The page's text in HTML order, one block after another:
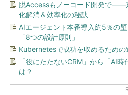
脱Accessもノーコード開発で――
化解消＆効率化の秘訣
AIエージェント本番導入約5％の
「8つの設計原則」
Kubernetesで成功を収めるための
「役にたたないCRM」から「AI
は？